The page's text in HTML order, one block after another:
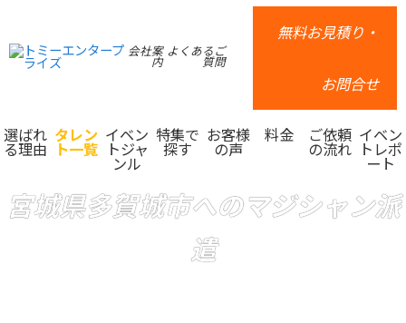
会社案
内
よくあるご
質問
無料お見積り・
お問合せ
選ばれ
る理由
タレン
ト一覧
イベン
トジャ
ンル
特集で
探す
お客様
の声
料金 ご依頼
の流れ
イベン
トレポ
ート
宮城県多賀城市へのマジシャン派
遣